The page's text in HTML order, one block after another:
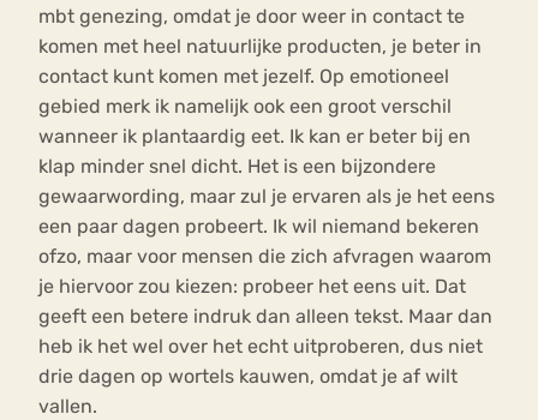
mbt genezing, omdat je door weer in contact te
komen met heel natuurlijke producten, je beter in
contact kunt komen met jezelf. Op emotioneel
gebied merk ik namelijk ook een groot verschil
wanneer ik plantaardig eet. Ik kan er beter bij en
klap minder snel dicht. Het is een bijzondere
gewaarwording, maar zul je ervaren als je het eens
een paar dagen probeert. Ik wil niemand bekeren
ofzo, maar voor mensen die zich afvragen waarom
je hiervoor zou kiezen: probeer het eens uit. Dat
geeft een betere indruk dan alleen tekst. Maar dan
heb ik het wel over het echt uitproberen, dus niet
drie dagen op wortels kauwen, omdat je af wilt
vallen.